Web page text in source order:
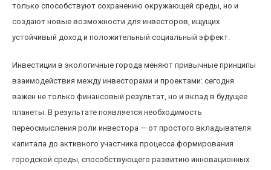
только способствуют сохранению окружающей среды, но и
создают новые возможности для инвесторов, ищущих
устойчивый доход и положительный социальный эффект.
Инвестиции в экологичные города меняют привычные принципы
взаимодействия между инвесторами и проектами: сегодня
важен не только финансовый результат, но и вклад в будущее
планеты. В результате появляется необходимость
переосмысления роли инвестора — от простого вкладывателя
капитала до активного участника процесса формирования
городской среды, способствующего развитию инновационных